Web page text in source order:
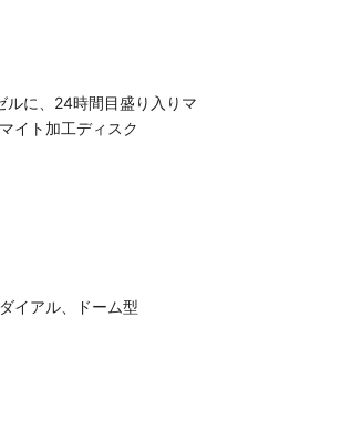
に、24時間目盛り入りマ
イト加工ディスク
イアル、ドーム型